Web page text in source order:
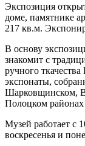
Экспозиция
доме, памятнике
217 кв.м.
В основу
знакомит с
ручного
экспонаты,
Шарковщинском,
Полоцком районах
Музей работает с
воскресенья и